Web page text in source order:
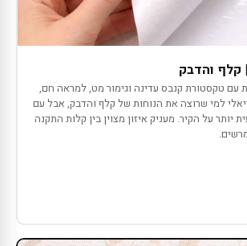
קלף והדבק
טקסטורת קנבס עדינה וגימור מט, למראה חם,
למי שרוצה את הנוחות של קלף והדבק, אבל עם
יותר על הקיר. מעניק איזון מצוין בין קלות התקנה